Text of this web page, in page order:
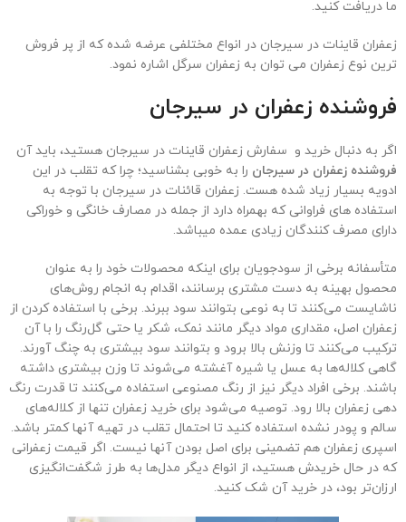
ما دریافت کنید.
زعفران قاینات در سیرجان در انواع مختلفی عرضه شده که از پر فروش
ترین نوع زعفران می توان به زعفران سرگل اشاره نمود.
فروشنده زعفران در سیرجان
اگر به دنبال خرید و سفارش زعفران قاینات در سیرجان هستید، باید آن
فروشنده زعفران در سیرجان را به خوبی بشناسید؛ چرا که تقلب در این
ادویه بسیار زیاد شده هست. زعفران قائنات در سیرجان با توجه به
استفاده های فراوانی که بهمراه دارد از جمله در مصارف خانگی و خوراکی
دارای مصرف کنندگان زیادی عمده میباشد.
متأسفانه برخی از سودجویان برای اینکه محصولات خود را به عنوان
محصول بهینه به دست مشتری برسانند، اقدام به انجام روش‌های
ناشایست می‌کنند تا به نوعی بتوانند سود ببرند. برخی با استفاده کردن از
زعفران اصل، مقداری مواد دیگر مانند نمک، شکر یا حتی گل‌رنگ را با آن
ترکیب می‌کنند تا وزنش بالا برود و بتوانند سود بیشتری به چنگ آورند.
گاهی کلاله‌ها به عسل یا شیره آغشته می‌شوند تا وزن بیشتری داشته
باشند. برخی افراد دیگر نیز از رنگ مصنوعی استفاده می‌کنند تا قدرت رنگ
دهی زعفران بالا رود. توصیه می‌شود برای خرید زعفران تنها از کلاله‌های
سالم و پودر نشده استفاده کنید تا احتمال تقلب در تهیه آنها کمتر باشد.
اسپری زعفران هم تضمینی برای اصل بودن آنها نیست. اگر قیمت زعفرانی
که در حال خریدش هستید، از انواع دیگر مدل‌ها به طرز شگفت‌انگیزی
ارزان‌تر بود، در خرید آن شک کنید.